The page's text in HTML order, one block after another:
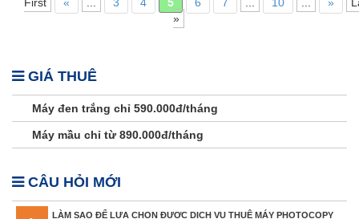
»
GIÁ THUÊ
Máy đen trắng chỉ 590.000đ/tháng
Máy mầu chỉ từ 890.000đ/tháng
CÂU HỎI MỚI
LÀM SAO ĐỂ LỰA CHỌN ĐƯỢC DỊCH VỤ THUÊ MÁY PHOTOCOPY